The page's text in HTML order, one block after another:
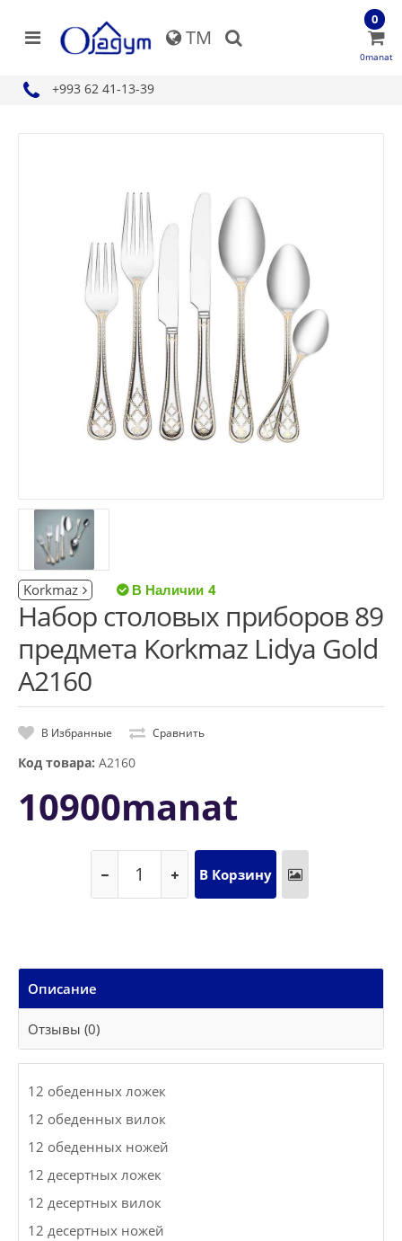
TM
+993 62 41-13-39
0
0manat
Korkmaz 4
Набор столовых приборов 89
предмета Korkmaz Lidya Gold
A2160
В Избранные Сравнить
Код товара: A2160
10900manat
Описание
Отзывы (0)
12 обеденных ложек
12 обеденных вилок
12 обеденных ножей
12 десертных ложек
12 десертных вилок
12 десертных ножей